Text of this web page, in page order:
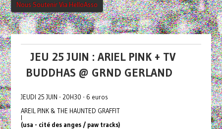
Nous Soutenir Via HelloAsso
JEU 25 JUIN : ARIEL PINK + TV
BUDDHAS @ GRND GERLAND
JEUDI 25 JUIN - 20H30 - 6 euros
AREIL PINK & THE HAUNTED GRAFFIT
I
(usa - cité des anges / paw tracks)